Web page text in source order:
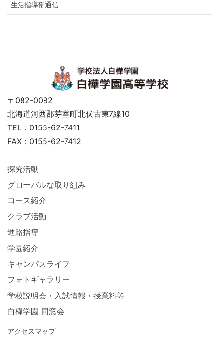
生活指導部通信
〒082-0082
北海道河西郡芽室町北伏古東7線10
TEL：0155-62-7411
FAX：0155-62-7412
探究活動
グローバルな取り組み
コース紹介
クラブ活動
進路指導
学園紹介
キャンパスライフ
フォトギャラリー
学校説明会・入試情報・授業料等
白樺学園 同窓会
アクセスマップ